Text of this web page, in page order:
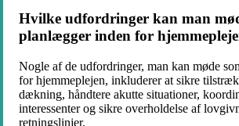
Hvilke udfordringer kan man
planlægger inden for
Nogle af de udfordringer, man kan møde
for hjemmeplejen, inkluderer at sikre
dækning, håndtere akutte situationer,
interessenter og sikre overholdelse af
retningslinjer.